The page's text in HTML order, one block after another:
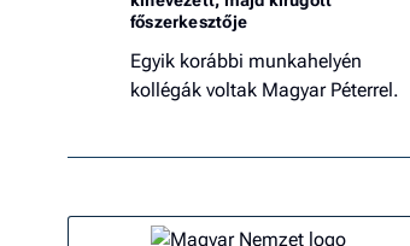
főszerkesztője
Egyik korábbi munkahelyén
kollégák voltak Magyar Péterrel.